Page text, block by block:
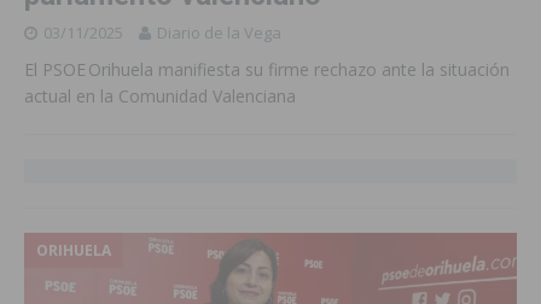
03/11/2025 Diario de la Vega
El PSOE Orihuela manifiesta su firme rechazo ante la situación
actual en la Comunidad Valenciana
ORIHUELA